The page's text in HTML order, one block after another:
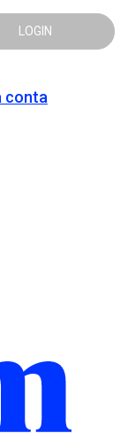
LOGIN
conta